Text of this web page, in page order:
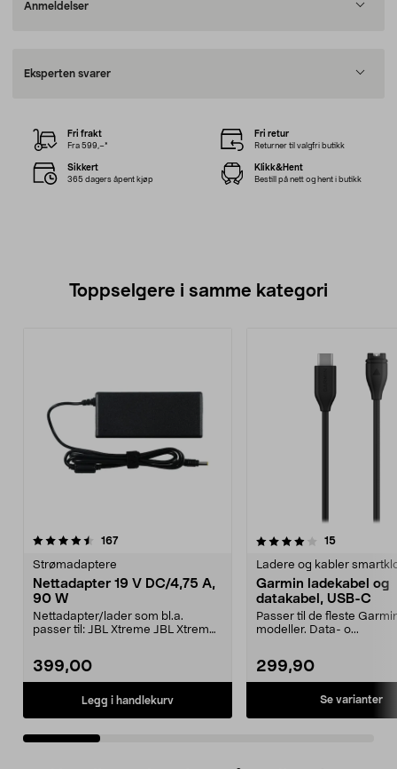
Anmeldelser
Eksperten svarer
Fri frakt
Fra 599,–*
Fri retur
Returner til valgfri butikk
Sikkert
365 dagers åpent kjøp
Klikk&Hent
Bestill på nett og hent i butikk
Toppselgere i samme kategori
167anmeldelser
Strømadaptere
Nettadapter 19 V DC/4,75 A,
90 W
Nettadapter/lader som bl.a.
passer til: JBL Xtreme JBL Xtreme
399,00
Legg i handlekurv
4.0 av 5 stjerner 15anmeldelser
Ladere og kabler
Garmin ladekabel og
datakabel, USB-C
Passer til de fleste
modeller. Data- o...
299,90
Se varianter
4.5 av 5 stjerner